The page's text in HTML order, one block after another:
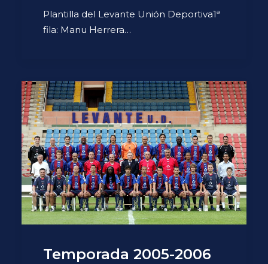
Plantilla del Levante Unión Deportiva1ª
fila: Manu Herrera…
Temporada 2005-2006